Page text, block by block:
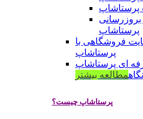
پرستاشاپ
پرستاشاپ
فروشگاهی با
پرستاشاپ
ای پرستاشاپ
مطالعه بیشتر
پرستاشاپ چیست؟